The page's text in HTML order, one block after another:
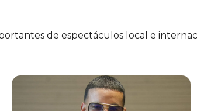
de espectáculos local e